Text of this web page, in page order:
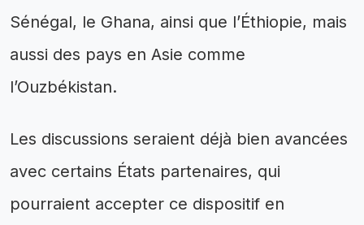
Sénégal, le Ghana, ainsi que l’Éthiopie, mais
aussi des pays en Asie comme
l’Ouzbékistan.
Les discussions seraient déjà bien avancées
avec certains États partenaires, qui
pourraient accepter ce dispositif en